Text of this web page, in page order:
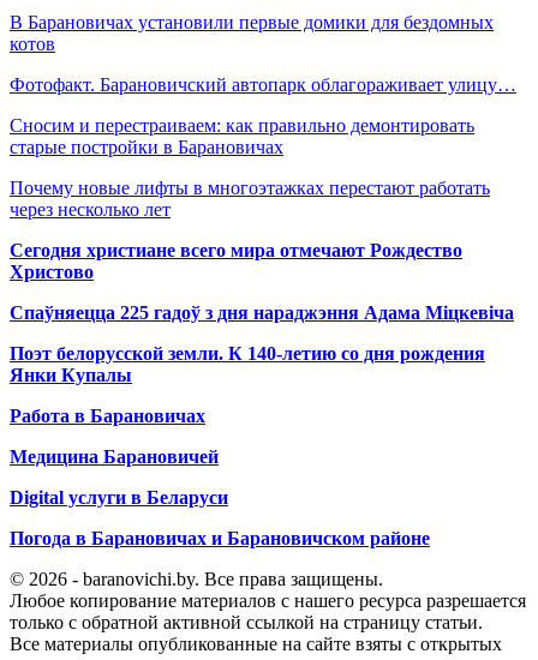
В Барановичах установили первые домики для бездомных
котов
Фотофакт. Барановичский автопарк облагораживает улицу…
Сносим и перестраиваем: как правильно демонтировать
старые постройки в Барановичах
Почему новые лифты в многоэтажках перестают работать
через несколько лет
Сегодня христиане всего мира отмечают Рождество
Христово
Спаўняецца 225 гадоў з дня нараджэння Адама Міцкевіча
Поэт белорусской земли. К 140-летию со дня рождения
Янки Купалы
Работа в Барановичах
Медицина Барановичей
Digital услуги в Беларуси
Погода в Барановичах и Барановичском районе
© 2026 - baranovichi.by. Все права защищены.
Любое копирование материалов с нашего ресурса разрешается
только с обратной активной ссылкой на страницу статьи.
Все материалы опубликованные на сайте взяты с открытых